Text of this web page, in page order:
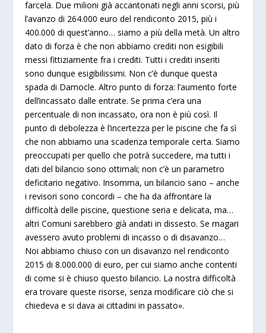
farcela. Due milioni già accantonati negli anni scorsi, più
l’avanzo di 264.000 euro del rendiconto 2015, più i
400.000 di quest’anno… siamo a più della metà. Un altro
dato di forza è che non abbiamo crediti non esigibili
messi fittiziamente fra i crediti. Tutti i crediti inseriti
sono dunque esigibilissimi. Non c’è dunque questa
spada di Damocle. Altro punto di forza: l’aumento forte
dell’incassato dalle entrate. Se prima c’era una
percentuale di non incassato, ora non è più così. Il
punto di debolezza è l’incertezza per le piscine che fa sì
che non abbiamo una scadenza temporale certa. Siamo
preoccupati per quello che potrà succedere, ma tutti i
dati del bilancio sono ottimali; non c’è un parametro
deficitario negativo. Insomma, un bilancio sano – anche
i revisori sono concordi – che ha da affrontare la
difficoltà delle piscine, questione seria e delicata, ma…
altri Comuni sarebbero già andati in dissesto. Se magari
avessero avuto problemi di incasso o di disavanzo…
Noi abbiamo chiuso con un disavanzo nel rendiconto
2015 di 8.000.000 di euro, per cui siamo anche contenti
di come si è chiuso questo bilancio. La nostra difficoltà
era trovare queste risorse, senza modificare ciò che si
chiedeva e si dava ai cittadini in passato».